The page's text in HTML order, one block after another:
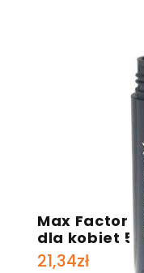
Max Factor
dla kobiet 5
21,34zł